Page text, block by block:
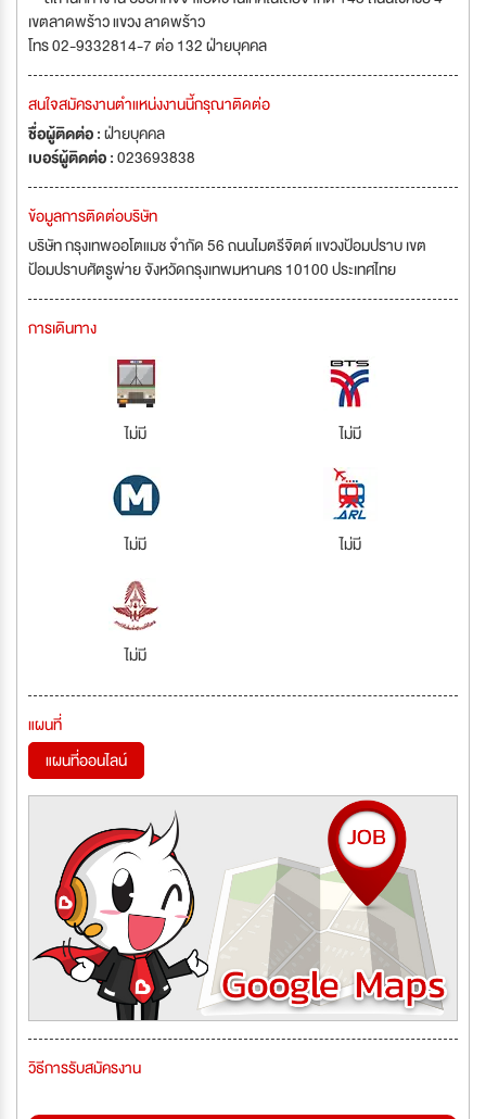
เขตลาดพร้าว แขวง ลาดพร้าว
โทร 02-9332814-7 ต่อ 132 ฝ่ายบุคคล
สนใจสมัครงานตำแหน่งงานนี้กรุณาติดต่อ
ชื่อผู้ติดต่อ :ฝ่ายบุคคล
เบอร์ผู้ติดต่อ :023693838
ข้อมูลการติดต่อบริษัท
บริษัท กรุงเทพออโตแมช จำกัด 56 ถนนไมตรีจิตต์ แขวงป้อมปราบ เขต
ป้อมปราบศัตรูพ่าย จังหวัดกรุงเทพมหานคร 10100 ประเทศไทย
การเดินทาง
ไม่มี ไม่มี
ไม่มี ไม่มี
ไม่มี
แผนที่
แผนที่ออนไลน์
วิธีการรับสมัครงาน